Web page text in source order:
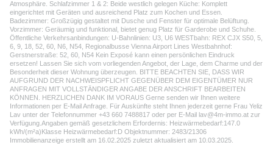
Atmosphäre. Schlafzimmer 1 & 2: Beide westlich gelegen Küche: Komplett
eingerichtet mit Geräten und ausreichend Platz zum Kochen und Essen.
Badezimmer: Großzügig gestaltet mit Dusche und Fenster für optimale Belüftung.
Vorzimmer: Geräumig und funktional, bietet genug Platz für Garderobe und Schuhe.
Öffentliche Verkehrsanbindungen: U-Bahnlinien: U3, U6 WESTbahn: REX CJX S50, 5,
6, 9, 18, 52, 60, N6, N54, Regionalbusse Vienna Airport Lines Westbahnhof:
Gerstnerstraße: 52, 60, N54 Kein Exposé kann einen persönlichen Eindruck
ersetzen! Lassen Sie sich vom vorliegenden Angebot, der Lage, dem Charme und der
Besonderheit dieser Wohnung überzeugen. BITTE BEACHTEN SIE, DASS WIR
AUFGRUND DER NACHWEISPFLICHT GEGENÜBER DEM EIGENTÜMER NUR
ANFRAGEN MIT VOLLSTÄNDIGER ANGABE DER ANSCHRIFT BEARBEITEN
KÖNNEN. HERZLICHEN DANK IM VORAUS Gerne senden wir Ihnen weitere
Informationen per E-Mail Anfrage. Für Auskünfte steht Ihnen jederzeit gerne Frau Yeliz
Lav unter der Telefonnummer +43 660 7488817 oder per E-Mail lav@4m-immo.at zur
Verfügung.Angaben gemäß gesetzlichem Erfordernis: Heizwärmebedarf:147.0
kWh/(m²a)Klasse Heizwärmebedarf:D Objektnummer: 2483/21306
Immobilienanzeige erstellt am 16.02.2025 zuletzt aktualisiert am 10.03.2025.